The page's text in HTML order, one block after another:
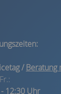
/Beratung
12:30 Uhr